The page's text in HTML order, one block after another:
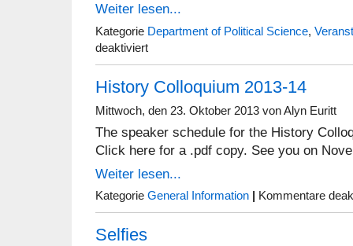
Weiter lesen...
Kategorie Department of Political Science,
deaktiviertfür
Abteilung
Politik:
Roundtable
on
the
History Colloquium 2013-14
Mittwoch, den 23. Oktober 2013 von Alyn Euritt
The speaker schedule for the History
Click here for a .pdf copy. See you on
Weiter lesen...
Kategorie General Information Kommentare
Selfies